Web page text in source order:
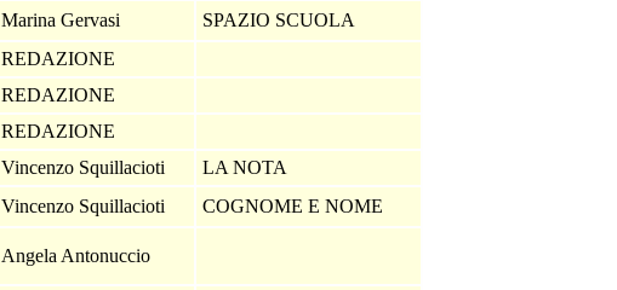
Marina Gervasi
SPAZIO SCUOLA
REDAZIONE
REDAZIONE
REDAZIONE
Vincenzo Squillacioti
LA NOTA
Vincenzo Squillacioti COGNOME E NOME
Angela Antonuccio